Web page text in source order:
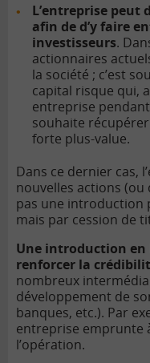
L’entreprise peut
afin de d’y faire
investisseurs.
actionnaires
la société ; c’est
capital risque qui,
entreprise
souhaite
forte plus-value.
Dans ce dernier cas,
nouvelles actions (ou
pas une introduction
mais par cession de
Une introduction en
renforcer la
nombreux
développement de
banques, etc.). Par
entreprise emprunte
l’opération.